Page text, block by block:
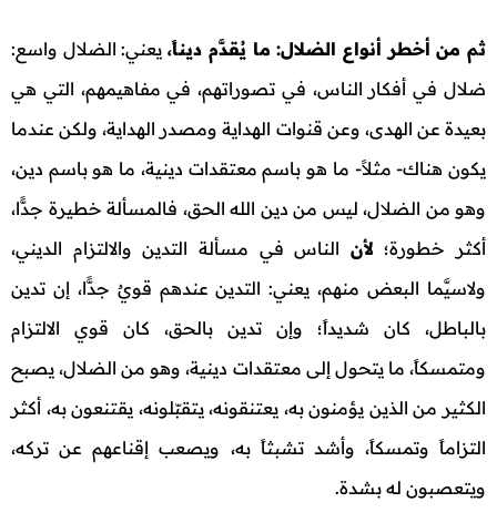
ثم من أخطر أنواع الضلال: ما يُقدَّم ديناً،يعني: الضلال واسع:
ضلال في أفكار الناس، في تصوراتهم، في مفاهيمهم، التي هي
بعيدة عن الهدى، وعن قنوات الهداية ومصدر الهداية، ولكن عندما
يكون هناك- مثلاً- ما هو باسم معتقدات دينية، ما هو باسم دين،
وهو من الضلال، ليس من دين الله الحق، فالمسألة خطيرة جدًّا،
أكثر خطورة؛ لأنالناس في مسألة التدين والالتزام الديني،
ولاسيَّما البعض منهم، يعني: التدين عندهم قويٌ جدًّا، إن تدين
بالباطل، كان شديداً؛ وإن تدين بالحق، كان قوي الالتزام
ومتمسكاً، ما يتحول إلى معتقدات دينية، وهو من الضلال، يصبح
الكثير من الذين يؤمنون به، يعتنقونه، يتقبّلونه، يقتنعون به، أكثر
التزاماً وتمسكاً، وأشد تشبثاً به، ويصعب إقناعهم عن تركه،
ويتعصبون له بشدة.